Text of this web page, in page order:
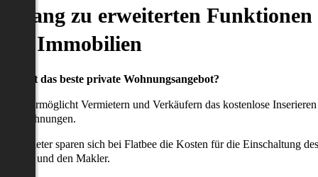
zu erweiterten Funktionen
Immobilien
willst das beste private Wohnungsangebot?
ermöglicht Vermietern und Verkäufern das kostenlose Inserieren
Wohnungen.
Anbieter sparen sich bei Flatbee die Kosten für die Einschaltung des
und den Makler.